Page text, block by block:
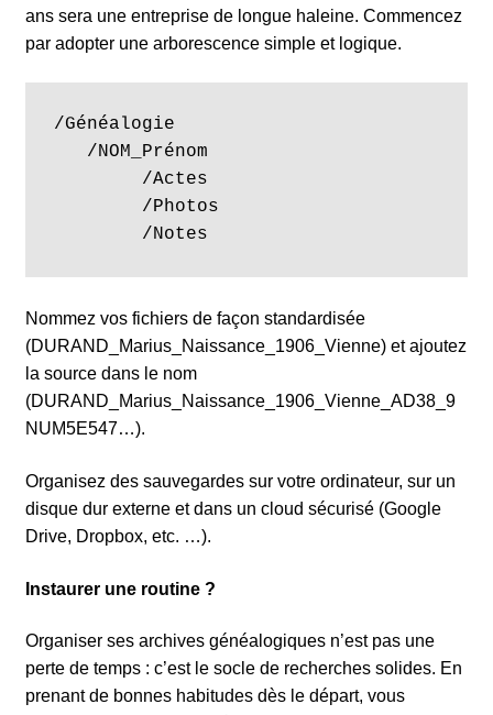
ans sera une entreprise de longue haleine. Commencez
par adopter une arborescence simple et logique.
/Généalogie
   /NOM_Prénom
        /Actes
        /Photos
        /Notes
Nommez vos fichiers de façon standardisée
(DURAND_Marius_Naissance_1906_Vienne) et ajoutez
la source dans le nom
(DURAND_Marius_Naissance_1906_Vienne_AD38_9
NUM5E547…).
Organisez des sauvegardes sur votre ordinateur, sur un
disque dur externe et dans un cloud sécurisé (Google
Drive, Dropbox, etc. …).
Instaurer une routine ?
Organiser ses archives généalogiques n’est pas une
perte de temps : c’est le socle de recherches solides. En
prenant de bonnes habitudes dès le départ, vous